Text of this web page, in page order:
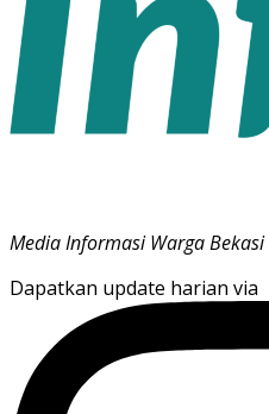
Media Informasi Warga Bekasi
Dapatkan update harian via